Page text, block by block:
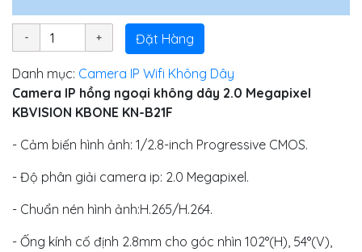
Đặt Hàng
Danh mục: Camera IP Wifi Không Dây
Camera IP hồng ngoại không dây 2.0 Megapixel
KBVISION KBONE KN-B21F
- Cảm biến hình ảnh: 1/2.8-inch Progressive CMOS.
- Độ phân giải camera ip: 2.0 Megapixel.
- Chuẩn nén hình ảnh:H.265/H.264.
- Ống kính cố định 2.8mm cho góc nhìn 102°(H), 54°(V),